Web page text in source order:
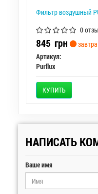
Фильтр воздушный
0
845 грн
завтра
Артикул:
Purflux
КУПИТЬ
НАПИСАТЬ
Ваше имя